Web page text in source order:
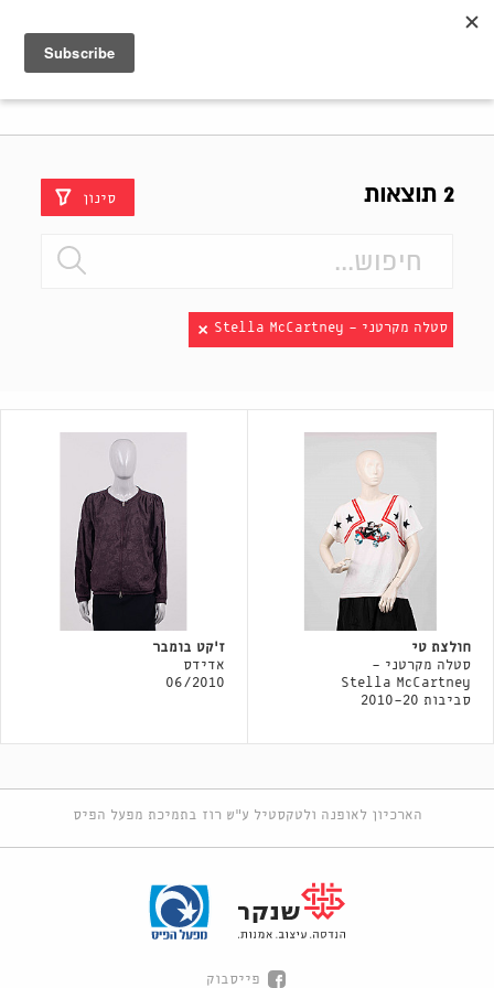
2 תוצאות סינון
סטלה מקרטני - Stella McCartney
חולצת טי
סטלה מקרטני -
Stella McCartney
סביבות 2010-20
ז'קט בומבר
אדידס
06/2010
הארכיון לאופנה ולטקסטיל ע"ש רוז בתמיכת מפעל הפיס
פייסבוק